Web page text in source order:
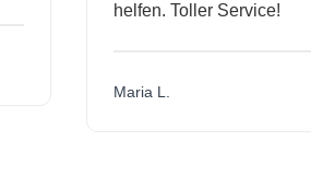
helfen. Toller Service!
Maria L.